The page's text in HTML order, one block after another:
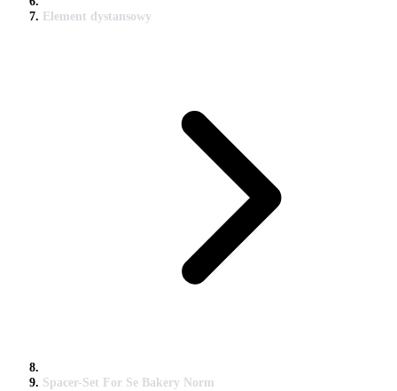
Element dystansowy
Spacer-Set For Se Bakery Norm